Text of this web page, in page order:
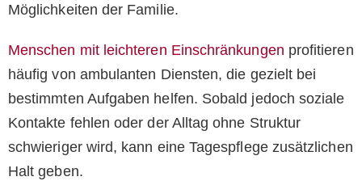
Möglichkeiten der Familie.
Menschen mit leichteren Einschränkungen profitieren
häufig von ambulanten Diensten, die gezielt bei
bestimmten Aufgaben helfen. Sobald jedoch soziale
Kontakte fehlen oder der Alltag ohne Struktur
schwieriger wird, kann eine Tagespflege zusätzlichen
Halt geben.